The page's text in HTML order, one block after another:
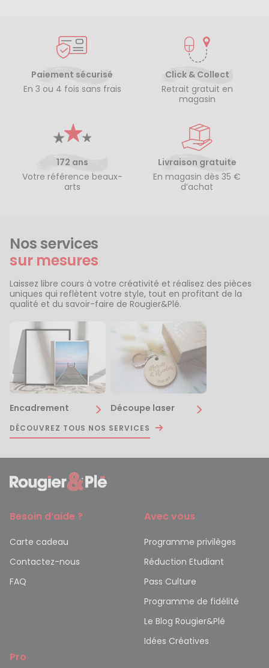
Paiement sécurisé
En 3 ou 4 fois sans frais
Click & Collect
Retrait gratuit en
magasin
172 ans
Votre référence beaux-
arts
Livraison gratuite
En magasin dès 35 €
d’achat
Nos services
sur mesures
Laissez libre cours à votre créativité et réalisez des pièces
uniques qui reflètent votre style, tout en profitant de la
qualité et du savoir-faire de Rougier&Plé.
Encadrement Découpe laser
DÉCOUVREZ TOUS NOS SERVICES
Besoin d’aide ?
Carte cadeau
Contactez-nous
FAQ
Avec vous
Programme privilèges
Réduction Etudiant
Pass Culture
Programme de fidélité
Le Blog Rougier&Plé
Idées Créatives
Pro